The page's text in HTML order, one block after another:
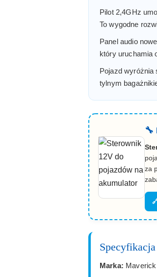
Pilot 2,4GHz
To wygodne
Panel audio
który uruchamia
Pojazd wyróżnia
tylnym
za
Marka: Maverick